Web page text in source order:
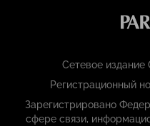
Сетевое
Регистрационный
Зарегистрировано
сфере связи,